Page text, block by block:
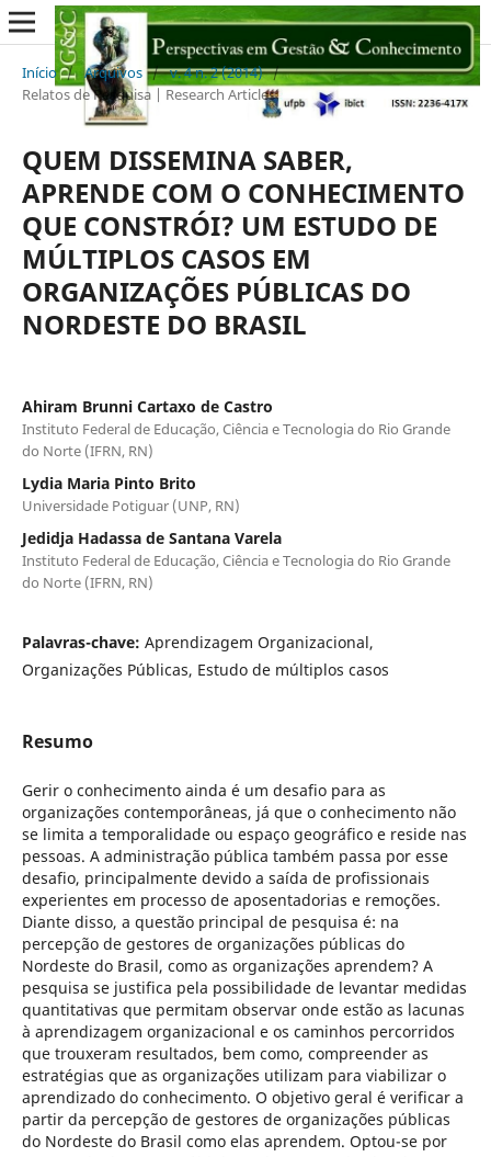
Início / Arquivos / v. 4 n. 2 (2014) /
Relatos de Pesquisa | Research Articles
QUEM DISSEMINA SABER,
APRENDE COM O CONHECIMENTO
QUE CONSTRÓI? UM ESTUDO DE
MÚLTIPLOS CASOS EM
ORGANIZAÇÕES PÚBLICAS DO
NORDESTE DO BRASIL
Ahiram Brunni Cartaxo de Castro
Instituto Federal de Educação, Ciência e Tecnologia do Rio Grande
do Norte (IFRN, RN)
Lydia Maria Pinto Brito
Universidade Potiguar (UNP, RN)
Jedidja Hadassa de Santana Varela
Instituto Federal de Educação, Ciência e Tecnologia do Rio Grande
do Norte (IFRN, RN)
Palavras-chave: Aprendizagem Organizacional,
Organizações Públicas, Estudo de múltiplos casos
Resumo
Gerir o conhecimento ainda é um desafio para as
organizações contemporâneas, já que o conhecimento não
se limita a temporalidade ou espaço geográfico e reside nas
pessoas. A administração pública também passa por esse
desafio, principalmente devido a saída de profissionais
experientes em processo de aposentadorias e remoções.
Diante disso, a questão principal de pesquisa é: na
percepção de gestores de organizações públicas do
Nordeste do Brasil, como as organizações aprendem? A
pesquisa se justifica pela possibilidade de levantar medidas
quantitativas que permitam observar onde estão as lacunas
à aprendizagem organizacional e os caminhos percorridos
que trouxeram resultados, bem como, compreender as
estratégias que as organizações utilizam para viabilizar o
aprendizado do conhecimento. O objetivo geral é verificar a
partir da percepção de gestores de organizações públicas
do Nordeste do Brasil como elas aprendem. Optou-se por